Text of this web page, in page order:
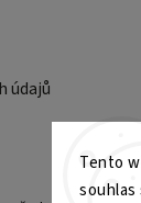
Tento
souhlas
údajů